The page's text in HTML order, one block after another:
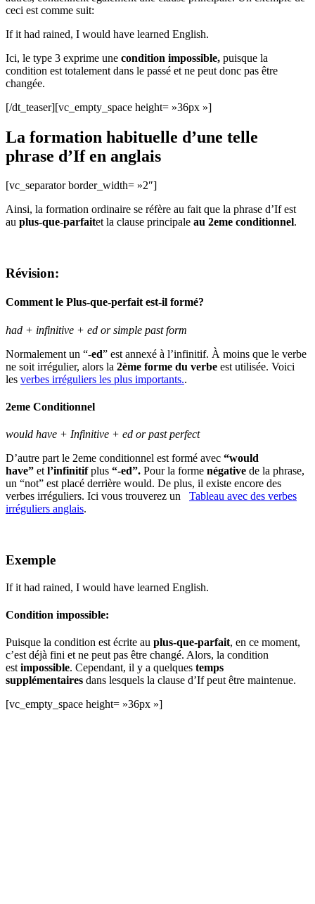
ceci est comme suit:
If it had rained, I would have learned English.
Ici, le type 3 exprime une condition impossible, puisque la
condition est totalement dans le passé et ne peut donc pas être
changée.
[/dt_teaser][vc_empty_space height= »36px »]
La formation habituelle d’une telle
phrase d’If en anglais
[vc_separator border_width= »2″]
Ainsi, la formation ordinaire se réfère au fait que la phrase d’If est
au plus-que-parfaitet la clause principale au 2eme conditionnel.
Révision:
Comment le Plus-que-perfait est-il formé?
had + infinitive + ed or simple past form
Normalement un “-ed” est annexé à l’infinitif. À moins que le verbe
ne soit irrégulier, alors la 2ème forme du verbe est utilisée. Voici
les verbes irréguliers les plus importants..
2eme Conditionnel
would have + Infinitive + ed or past perfect
D’autre part le 2eme conditionnel est formé avec “would
have” et l’infinitifplus “-ed”. Pour la forme négative de la phrase,
un “not” est placé derrière would. De plus, il existe encore des
verbes irréguliers. Ici vous trouverez un Tableau avec des verbes
irréguliers anglais.
Exemple
If it had rained, I would have learned English.
Condition impossible:
Puisque la condition est écrite au plus-que-parfait, en ce moment,
c’est déjà fini et ne peut pas être changé. Alors, la condition
est impossible. Cependant, il y a quelques temps
supplémentaires dans lesquels la clause d’If peut être maintenue.
[vc_empty_space height= »36px »]